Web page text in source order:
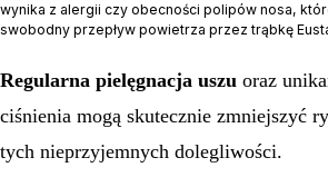
wynika z alergii czy obecności polipów nosa,
swobodny przepływ powietrza przez trąbkę
Regularna pielęgnacja uszu oraz
ciśnienia mogą skutecznie zmniejszyć
tych nieprzyjemnych dolegliwości.